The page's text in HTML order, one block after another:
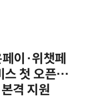
이·위챗페
스 첫 오픈…
격 지원